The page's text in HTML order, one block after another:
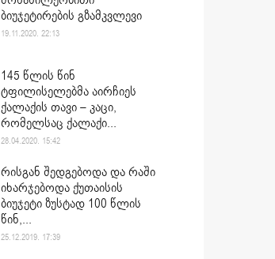
ბიუჯეტირების გზამკვლევი
19.11.2020. 22:13
145 წლის წინ
ტფილისელებმა აირჩიეს
ქალაქის თავი – კაცი,
რომელსაც ქალაქი...
28.04.2020. 15:42
რისგან შედგებოდა და რაში
იხარჯებოდა ქუთაისის
ბიუჯეტი ზუსტად 100 წლის
წინ,...
25.12.2019. 17:39